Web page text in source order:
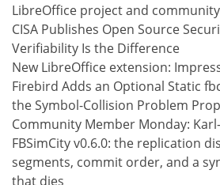
LibreOffice project and community
CISA Publishes Open Source
Verifiability Is the Difference
New LibreOffice extension:
Firebird Adds an Optional Static
the Symbol-Collision Problem
Community Member Monday:
FBSimCity v0.6.0: the replication
segments, commit order, and a
that dies